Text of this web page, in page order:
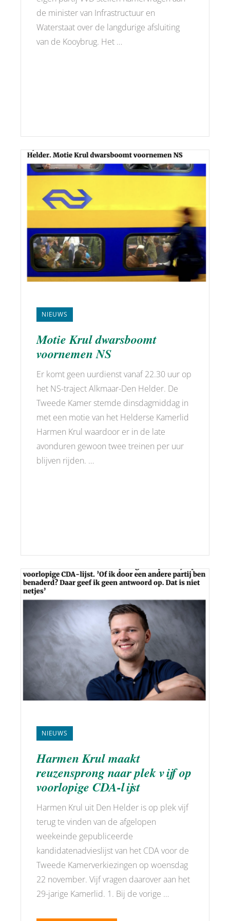
de minister van Infrastructuur en
Waterstaat over de langdurige afsluiting
van de Kooybrug. Het …
NIEUWS
Motie Krul dwarsboomt
voornemen NS
Er komt geen uurdienst vanaf 22.30 uur op
het NS-traject Alkmaar-Den Helder. De
Tweede Kamer stemde dinsdagmiddag in
met een motie van het Helderse Kamerlid
Harmen Krul waardoor er in de late
avonduren gewoon twee treinen per uur
blijven rijden. …
NIEUWS
Harmen Krul maakt
reuzensprong naar plek vijf op
voorlopige CDA-lijst
Harmen Krul uit Den Helder is op plek vijf
terug te vinden van de afgelopen
weekeinde gepubliceerde
kandidatenadvieslijst van het CDA voor de
Tweede Kamerverkiezingen op woensdag
22 november. Vijf vragen daarover aan het
29-jarige Kamerlid. 1. Bij de vorige …